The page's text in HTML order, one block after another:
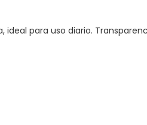
para uso diario.